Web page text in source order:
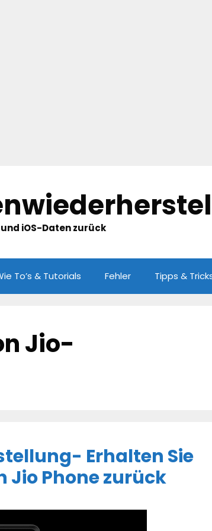
iOS-Daten zurück
To’s & Tutorials Fehler Tipps &
Jio-
Erhalten Sie
Jio Phone zurück